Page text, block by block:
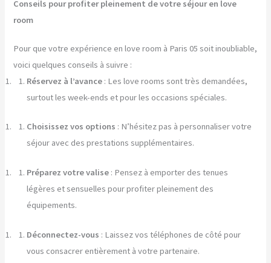
Conseils pour profiter pleinement de votre séjour en love
room
Pour que votre expérience en love room à Paris 05 soit inoubliable,
voici quelques conseils à suivre :
Réservez à l’avance : Les love rooms sont très demandées,
surtout les week-ends et pour les occasions spéciales.
Choisissez vos options : N’hésitez pas à personnaliser votre
séjour avec des prestations supplémentaires.
Préparez votre valise : Pensez à emporter des tenues
légères et sensuelles pour profiter pleinement des
équipements.
Déconnectez-vous : Laissez vos téléphones de côté pour
vous consacrer entièrement à votre partenaire.